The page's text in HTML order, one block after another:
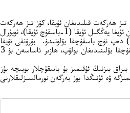
ھەركەت قىلىدىغان ئۇيقا، كۆز تىز ھەركەت
قىلمايدىغان ئۇيقا دەپ ئىككىگە بۆلۈنىدۇ. ، كۆز تىز ھەركەت قىلمايدىغان ئۇيغا يەڭگىل ئۇيقا (1-باسقۇچ ئۇيقا)، ئويۇرال
ئۇيغا) ۋە ئىغىر ئۇيقا (3-باسقۇچ ئۇيقا) دەپ ئۈچ باسقۇچقا بۆلۈنىدۇ. بۇرۇنقى ئۇيقا
باسقۇچىنى بۆلۇش بويىچە كۆز تىز ھەركەت قىلمايدىغان ئۇيقا 4 باسقۇچقا بۆلىنىدىغان بولۇپ، ھازىر ئاساسەن بۇ 3
بىزنىڭ ئۇقىمىز بۇ باسقۇچلار بويىچە يۈز
ۋە ئۇنىڭدا يۈز بەرگەن نورمالسىزلىقلارنى